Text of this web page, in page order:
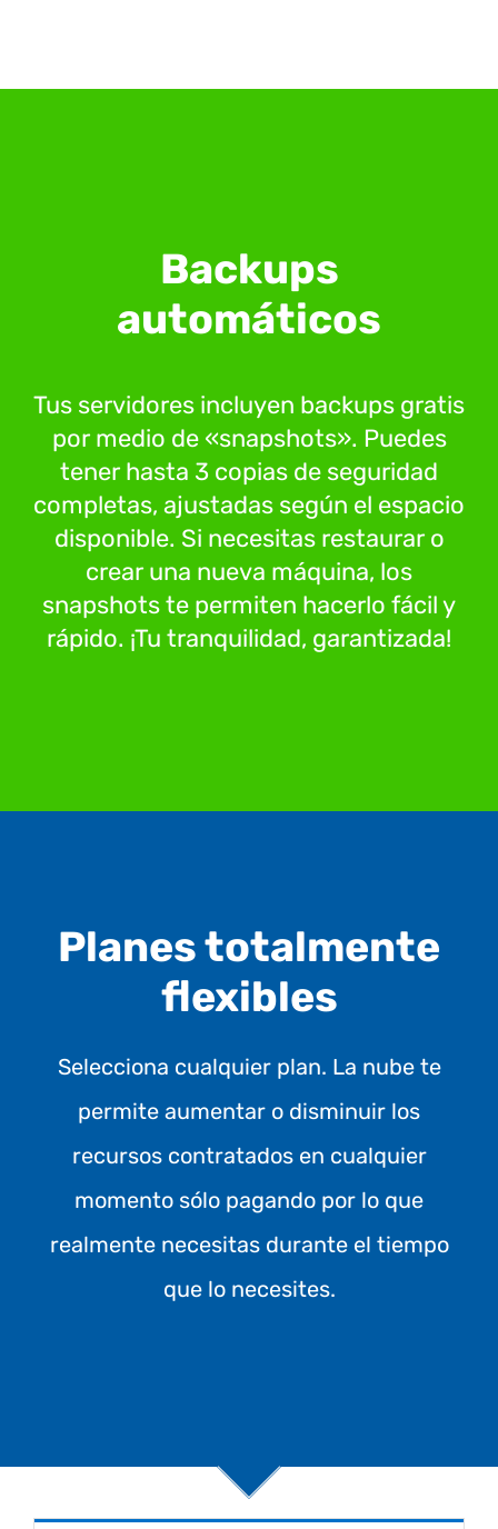
Backups
automáticos
Tus servidores incluyen backups gratis
por medio de «snapshots». Puedes
tener hasta 3 copias de seguridad
completas, ajustadas según el espacio
disponible. Si necesitas restaurar o
crear una nueva máquina, los
snapshots te permiten hacerlo fácil y
rápido. ¡Tu tranquilidad, garantizada!
Planes totalmente
flexibles
Selecciona cualquier plan. La nube te
permite aumentar o disminuir los
recursos contratados en cualquier
momento sólo pagando por lo que
realmente necesitas durante el tiempo
que lo necesites.